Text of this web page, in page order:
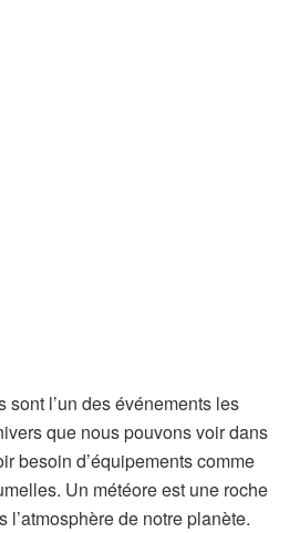
sont l’un des événements les
que nous pouvons voir dans
besoin d’équipements comme
Un météore est une roche
de notre planète.